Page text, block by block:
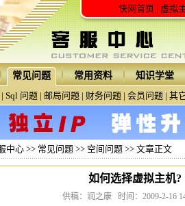
快网首页| 虚拟
常见问题 常用资料
知识学堂
| Sql 问题 | 邮局问题 | 财务问题 | 会员问题 | 其
中心 >> 常见问题 >> 空间问题 >> 文章正文
如何选择虚拟主机?
供稿：润之康 时间：2009-2-16